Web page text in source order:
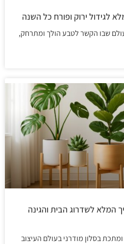
לגידול ירוק ופורח כל השנה
שבו הקשר לטבע הולך ומתרחק,
המלא לשדרוג הבית והגינה
בסלון מודרני בעולם העיצוב